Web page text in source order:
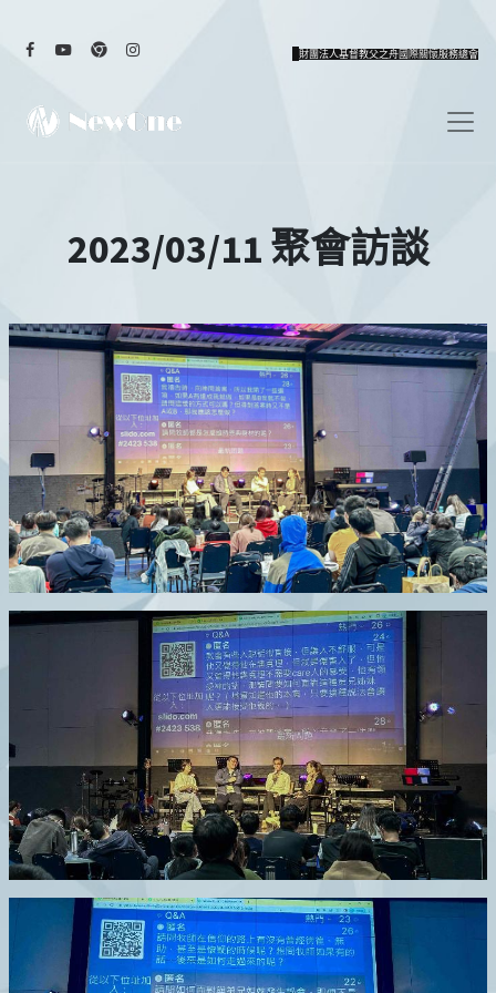
財團法人基督教父之舟國際關懷服務總會
2023/03/11 聚會訪談